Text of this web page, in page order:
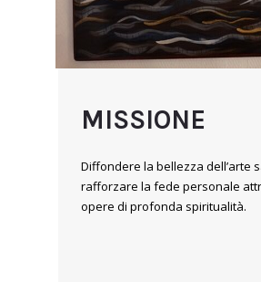
MISSIONE
Diffondere la bellezza dell’arte
rafforzare la fede personale
opere di profonda spiritualità.